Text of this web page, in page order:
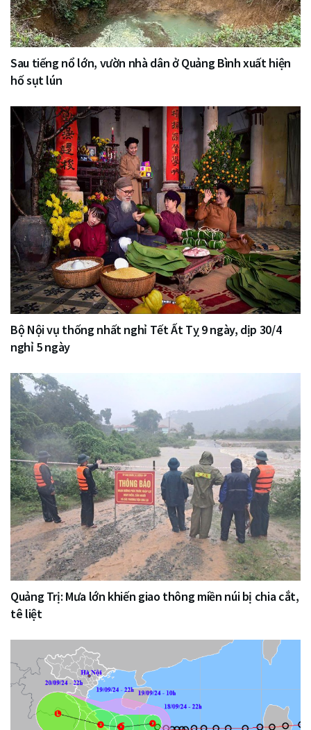
Sau tiếng nổ lớn, vườn nhà dân ở Quảng Bình xuất hiện
hố sụt lún
Bộ Nội vụ thống nhất nghỉ Tết Ất Tỵ 9 ngày, dịp 30/4
nghỉ 5 ngày
Quảng Trị: Mưa lớn khiến giao thông miền núi bị chia cắt,
tê liệt